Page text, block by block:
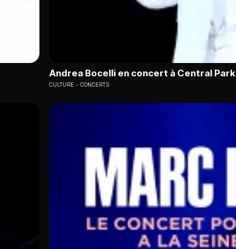
Andrea Bocelli en concert à Central Park
CULTURE CONCERTS